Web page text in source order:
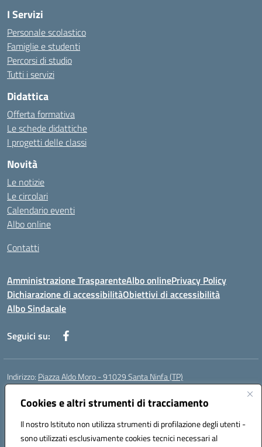
Cookies e altri strumenti di tracciamento
Il nostro Istituto non utilizza strumenti di profilazione degli utenti -
sono utilizzati esclusivamente cookies tecnici necessari al
I Servizi
Personale scolastico
Famiglie e studenti
Percorsi di studio
Tutti i servizi
Didattica
Offerta formativa
Le schede didattiche
I progetti delle classi
Novità
Le notizie
Le circolari
Calendario eventi
Albo online
Contatti
Amministrazione TrasparenteAlbo onlinePrivacy Policy
Dichiarazione di accessibilitàObiettivi di accessibilità
Albo Sindacale
Seguici su:
Indirizzo: Piazza Aldo Moro - 91029 Santa Ninfa (TP)
Centralino:
Posta elettronica certificata (PEC):tpic807004@pec.istruzione.it
Codice fiscale: 81002070811
Codice meccanografico:TPIC807004